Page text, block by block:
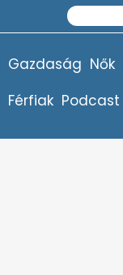
Gazdaság Nők
Férfiak Podcast